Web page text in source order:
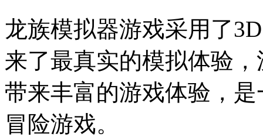
龙族模拟器游戏采用了
来了最真实的模拟体验
带来丰富的游戏体验，
冒险游戏。